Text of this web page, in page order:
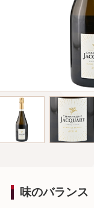
味のバランス